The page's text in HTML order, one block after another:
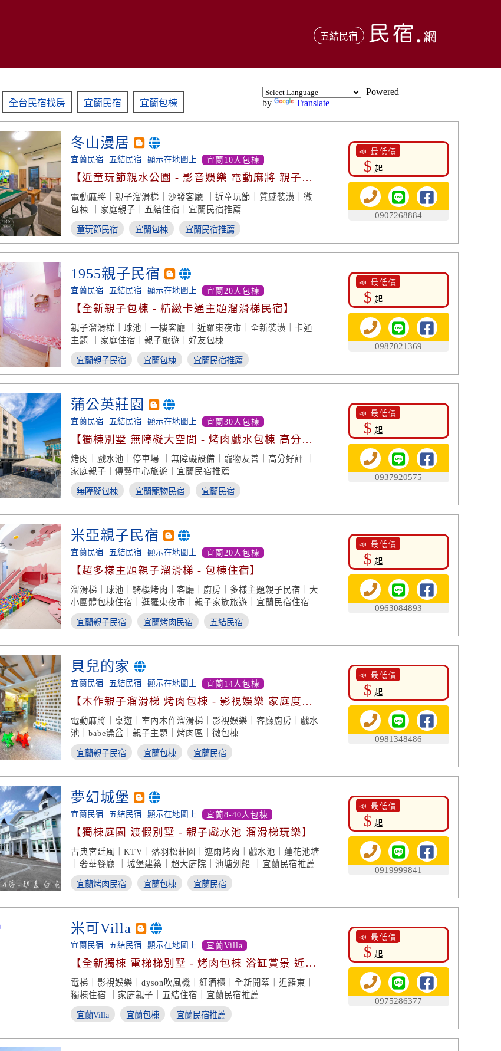
五結民宿
全台民宿找房 宜蘭民宿 宜蘭包棟
Powered
by
Translate
冬山漫居
宜蘭民宿 五結民宿 顯示在地圖上 宜蘭10人包棟
【近童玩節親水公園 - 影音娛樂 電動麻將 親子遊
戲】
電動麻將｜親子溜滑梯｜沙發客廳 ｜近童玩節｜質感裝潢｜微
包棟 ｜家庭親子｜五結住宿｜宜蘭民宿推薦
童玩節民宿 宜蘭包棟 宜蘭民宿推薦
📣 最低價
$ 起
0907268884
1955親子民宿
宜蘭民宿 五結民宿 顯示在地圖上 宜蘭20人包棟
【全新親子包棟 - 精緻卡通主題溜滑梯民宿】
親子溜滑梯｜球池｜一樓客廳 ｜近羅東夜市｜全新裝潢｜卡通
主題 ｜家庭住宿｜親子旅遊｜好友包棟
宜蘭親子民宿 宜蘭包棟 宜蘭民宿推薦
📣 最低價
$ 起
0987021369
蒲公英莊園
宜蘭民宿 五結民宿 顯示在地圖上 宜蘭30人包棟
【獨棟別墅 無障礙大空間 - 烤肉戲水包棟 高分好
評】
烤肉｜戲水池｜停車場 ｜無障礙設備｜寵物友善｜高分好評 ｜
家庭親子｜傳藝中心旅遊｜宜蘭民宿推薦
無障礙包棟 宜蘭寵物民宿 宜蘭民宿
📣 最低價
$ 起
0937920575
米亞親子民宿
宜蘭民宿 五結民宿 顯示在地圖上 宜蘭20人包棟
【超多樣主題親子溜滑梯 - 包棟住宿】
溜滑梯｜球池｜騎樓烤肉｜客廳｜廚房｜多樣主題親子民宿｜大
小團體包棟住宿｜逛羅東夜市｜親子家族旅遊｜宜蘭民宿住宿
宜蘭親子民宿 宜蘭烤肉民宿 五結民宿
📣 最低價
$ 起
0963084893
貝兒的家
宜蘭民宿 五結民宿 顯示在地圖上 宜蘭14人包棟
【木作親子溜滑梯 烤肉包棟 - 影視娛樂 家庭度
假】
電動麻將｜桌遊｜室內木作溜滑梯｜影視娛樂｜客廳廚房｜戲水
池｜babe澡盆｜親子主題｜烤肉區｜微包棟
宜蘭親子民宿 宜蘭包棟 宜蘭民宿
📣 最低價
$ 起
0981348486
夢幻城堡
宜蘭民宿 五結民宿 顯示在地圖上 宜蘭8-40人包棟
【獨棟庭園 渡假別墅 - 親子戲水池 溜滑梯玩樂】
古典宮廷風｜KTV｜落羽松莊園｜遮雨烤肉｜戲水池｜蓮花池塘
｜奢華餐廳 ｜城堡建築｜超大庭院｜池塘划船 ｜宜蘭民宿推薦
宜蘭烤肉民宿 宜蘭包棟 宜蘭民宿
📣 最低價
$ 起
0919999841
米可Villa
宜蘭民宿 五結民宿 顯示在地圖上 宜蘭Villa
【全新獨棟 電梯梯別墅 - 烤肉包棟 浴缸賞景 近羅
東國道】
電梯｜影視娛樂｜dyson吹風機｜紅酒櫃｜全新開幕｜近羅東｜
獨棟住宿 ｜家庭親子｜五結住宿｜宜蘭民宿推薦
宜蘭Villa 宜蘭包棟 宜蘭民宿推薦
📣 最低價
$ 起
0975286377